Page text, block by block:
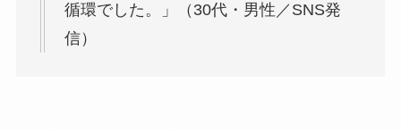
循環でした。」（30代・男性／SNS発
信）